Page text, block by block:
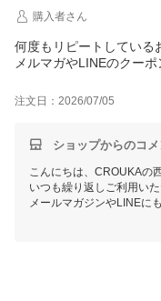
購入者さん
何度もリピートしている
メルマガやLINEのクー
注文日：2026/07/05
ショップからのコメ
こんにちは、CROUKAの
いつも繰り返しご利用い
メールマガジンやLINEに